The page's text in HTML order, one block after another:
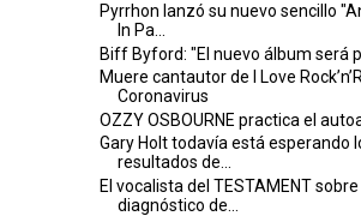
Pyrrhon lanzó su nuevo sencillo
In Pa...
Biff Byford: "El nuevo álbum será
Muere cantautor de I Love
Coronavirus
OZZY OSBOURNE practica el
Gary Holt todavía está esperando
resultados de...
El vocalista del TESTAMENT sobre
diagnóstico de...